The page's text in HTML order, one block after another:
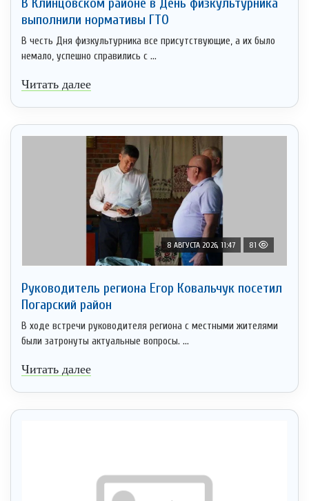
выполнили нормативы ГТО
В честь Дня физкультурника все присутствующие, а их было
немало, успешно справились с ...
Читать далее
8 АВГУСТА 2026, 11:47 81
Руководитель региона Егор Ковальчук посетил
Погарский район
В ходе встречи руководителя региона с местными жителями
были затронуты актуальные вопросы. ...
Читать далее